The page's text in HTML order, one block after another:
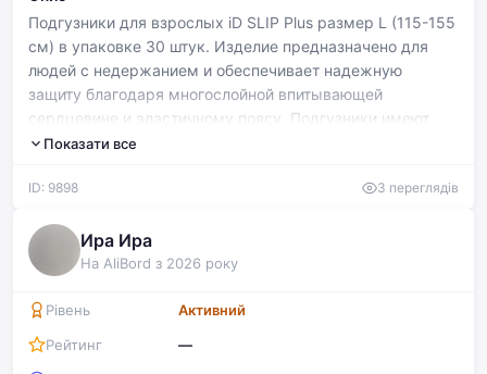
Подгузники для взрослых iD SLIP Plus размер L (115-155
см) в упаковке 30 штук. Изделие предназначено для
людей с недержанием и обеспечивает надежную
защиту благодаря многослойной впитывающей
сердцевине и эластичному поясу. Подгузники имеют
уровень впитываемости Plus (8 капель) и обеспечивают
товар запечатан.
Показати все
ID: 9898 3 переглядів
Ира Ира
На AliBord з 2026 року
Рівень
Активний
Рейтинг
—